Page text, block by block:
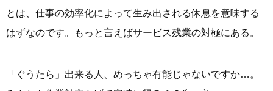
とは、仕事の効率化によって生み出される休息を意味する
はずなのです。もっと言えばサービス残業の対極にある。
「ぐうたら」出来る人、めっちゃ有能じゃないですか…。